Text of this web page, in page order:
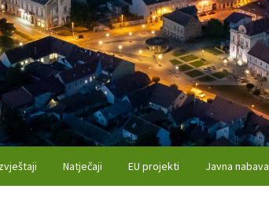
Natječaji EU projekti Javna nabava